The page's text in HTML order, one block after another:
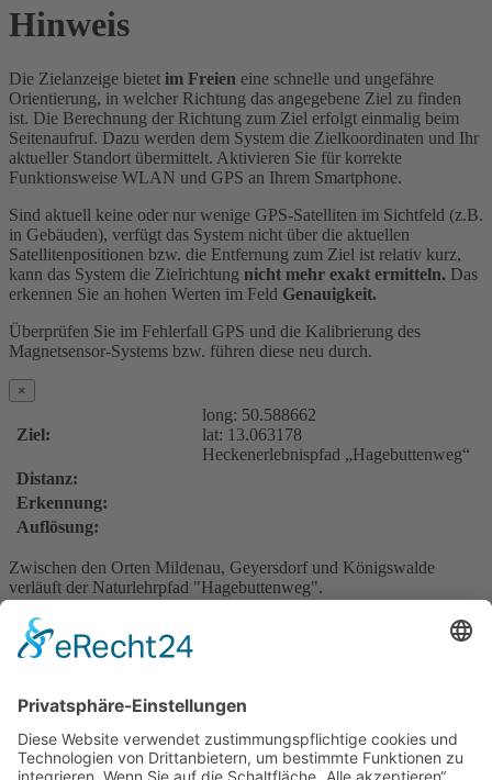
Hinweis
Die Zielanzeige bietet im Freien eine schnelle und ungefähre
Orientierung, in welcher Richtung das angegebene Ziel zu finden
ist. Die Berechnung der Richtung zum Ziel erfolgt einmalig beim
Seitenaufruf. Dazu werden dem System die Zielkoordinaten und Ihr
aktueller Standort übermittelt. Aktivieren Sie für korrekte
Funktionsweise WLAN und GPS an Ihrem Smartphone.
Sind aktuell keine oder nur wenige GPS-Satelliten im Sichtfeld (z.B.
in Gebäuden), verfügt das System nicht über die aktuellen
Satellitenpositionen bzw. die Entfernung zum Ziel ist relativ kurz,
kann das System die Zielrichtung nicht mehr exakt ermitteln. Das
erkennen Sie an hohen Werten im Feld Genauigkeit.
Überprüfen Sie im Fehlerfall GPS und die Kalibrierung des
Magnetsensor-Systems bzw. führen diese neu durch.
×
Ziel:
long: 50.588662
lat: 13.063178
Heckenerlebnispfad „Hagebuttenweg“
Distanz:
Erkennung:
Auflösung:
Zwischen den Orten Mildenau, Geyersdorf und Königswalde
verläuft der Naturlehrpfad "Hagebuttenweg".
Der Lehrpfad erklärt mit seinem Maskottchen, der Hagebutte, seinen
Besuchern die Flora und Fauna. Rund 10 Kilometer kann man hier
entlangwandern und auch fürs Radfahren ist der Pfad geeignet.
Ausgangspunkte der Wanderung sind an den Butterfässern des
Pöhlberges, in Königswalde, Mildenau und Geyersdorf. Die
Schwierigkeit wird als mittel eingestuft. Man sollte sich circa einen
halben Tag Zeit nehmen.